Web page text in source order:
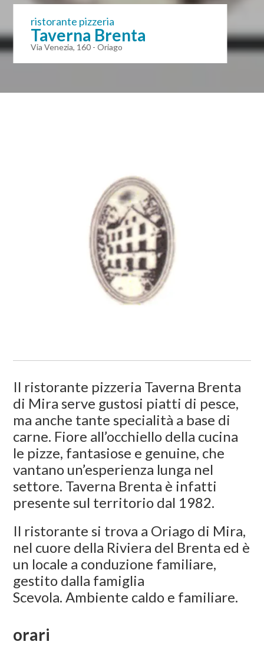
ristorante pizzeria
Taverna Brenta
Via Venezia, 160 - Oriago
Il ristorante pizzeria Taverna Brenta
di Mira serve gustosi piatti di pesce,
ma anche tante specialità a base di
carne. Fiore all’occhiello della cucina
le pizze, fantasiose e genuine, che
vantano un’esperienza lunga nel
settore. Taverna Brenta è infatti
presente sul territorio dal 1982.
Il ristorante si trova a Oriago di Mira,
nel cuore della Riviera del Brenta ed è
un locale a conduzione familiare,
gestito dalla famiglia
Scevola. Ambiente caldo e familiare.
orari